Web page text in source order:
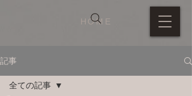
HOME
記事
全ての記事